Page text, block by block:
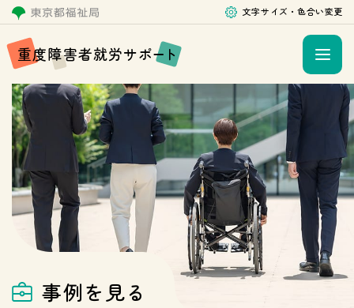
文字サイズ・色合い変更
重度障害者就労サポート
事例を 見る